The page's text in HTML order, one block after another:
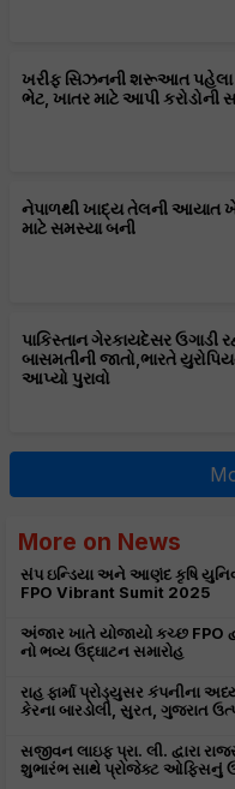
ખરીફ સિઝનની શરૂઆત પહેલા
ભેટ, ખાતર માટે આપી કરોડોની
નેપાળથી ખાદ્ય તેલની આયાત
માટે સમસ્યા બની
પાકિસ્તાન ગેરકાયદેસર ઉગાડી
બાસમતીની જાતો,ભારતે
આપ્યો પુરાવો
More on News
સંપ ઇન્ડિયા અને આણંદ કૃષિ
FPO Vibrant Sumit 2025
અંજાર ખાતે યોજાયો કચ્છ FPO
નો ભવ્ય ઉદ્ઘાટન સમારોહ
રાહ ફાર્મા પ્રોડ્યુસર કંપનીના
કેરના બારડોલી, સુરત, ગુજરાત
સજીવન લાઇફ પ્રા. લી. દ્વારા
શુભારંભ સાથે પ્રોજેક્ટ ઓફિસનું